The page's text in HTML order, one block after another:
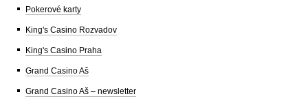
Pokerové karty
King's Casino Rozvadov
King's Casino Praha
Grand Casino Aš
Grand Casino Aš – newsletter